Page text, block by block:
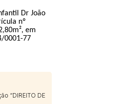
Dr João
nº
em
0001-77
“DIREITO DE